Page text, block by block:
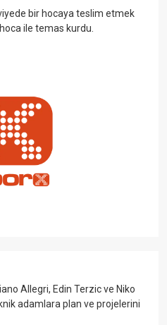
bir hocaya teslim etmek
ile temas kurdu.
Allegri, Edin Terzic ve Niko
adamlara plan ve projelerini